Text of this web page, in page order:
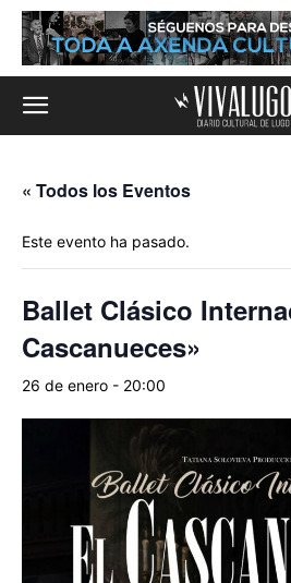
« Todos los Eventos
Este evento ha pasado.
Ballet Clásico
Cascanueces»
26 de enero - 20:00